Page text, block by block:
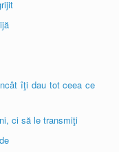
îţi dau tot ceea ce
ci să le transmiţi